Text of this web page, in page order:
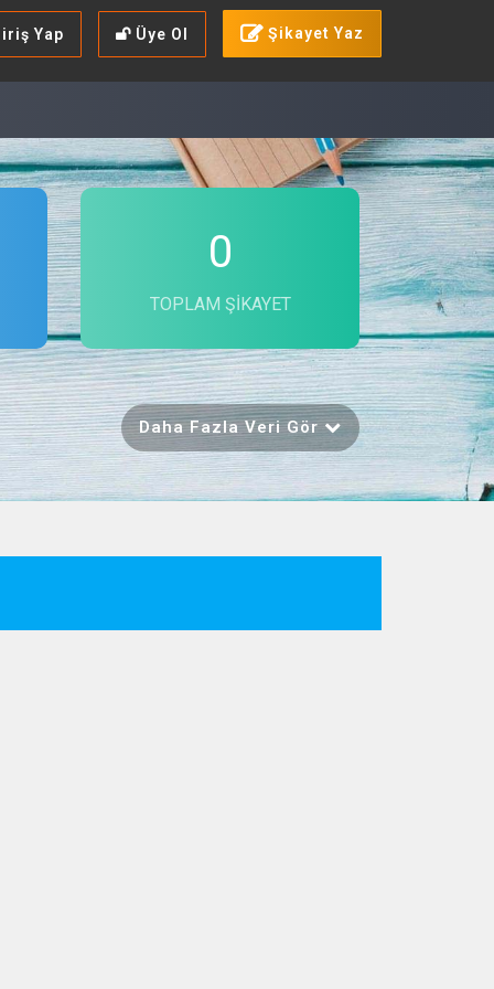
Şikayet Yaz
Üye Ol
Yap
0
TOPLAM ŞIKAYET
Daha Fazla Veri Gör